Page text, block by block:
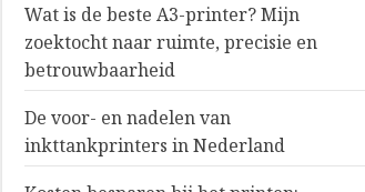
Wat is de beste A3-printer? Mijn
zoektocht naar ruimte, precisie en
betrouwbaarheid
De voor- en nadelen van
inkttankprinters in Nederland